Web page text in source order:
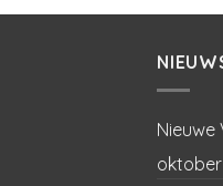
Nieuwe
oktober